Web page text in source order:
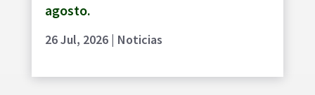
agosto.
26 Jul, 2026| Noticias